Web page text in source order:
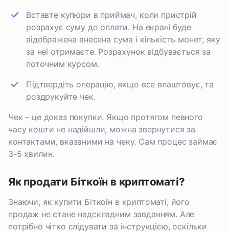
Вставте купюри в приймач, коли пристрій
розрахує суму до оплати. На екрані буде
відображена внесена сума і кількість монет, яку
за неї отримаєте. Розрахунок відбувається за
поточним курсом.
Підтвердіть операцію, якщо все влаштовує, та
роздрукуйте чек.
Чек – це доказ покупки. Якщо протягом певного
часу кошти не надійшли, можна звернутися за
контактами, вказаними на чеку. Сам процес займає
3-5 хвилин.
Як продати Біткоїн в криптоматі?
Знаючи, як купити Біткоїн в криптоматі, його
продаж не стане надскладним завданням. Але
потрібно чітко слідувати за інструкцією, оскільки